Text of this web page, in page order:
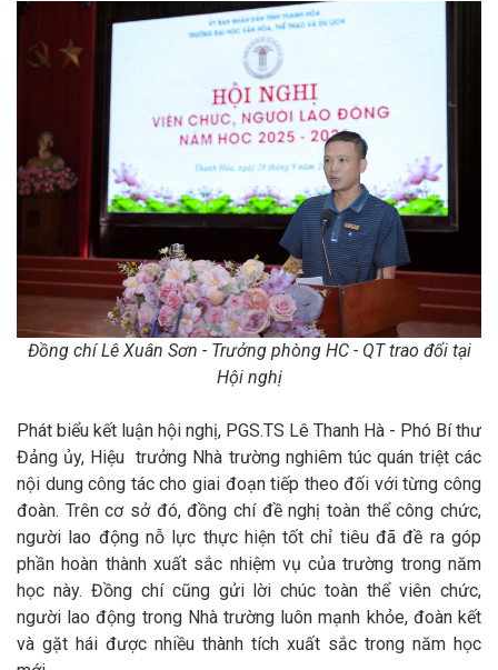
Đồng chí Lê Xuân Sơn - Trưởng phòng HC - QT trao đổi tại
Hội nghị
Phát biểu kết luận hội nghị, PGS.TS Lê Thanh Hà - Phó Bí thư
Đảng ủy, Hiệu trưởng Nhà trường nghiêm túc quán triệt các
nội dung công tác cho giai đoạn tiếp theo đối với từng công
đoàn. Trên cơ sở đó, đồng chí đề nghị toàn thể công chức,
người lao động nỗ lực thực hiện tốt chỉ tiêu đã đề ra góp
phần hoàn thành xuất sắc nhiệm vụ của trường trong năm
học này. Đồng chí cũng gửi lời chúc toàn thể viên chức,
người lao động trong Nhà trường luôn mạnh khỏe, đoàn kết
và gặt hái được nhiều thành tích xuất sắc trong năm học